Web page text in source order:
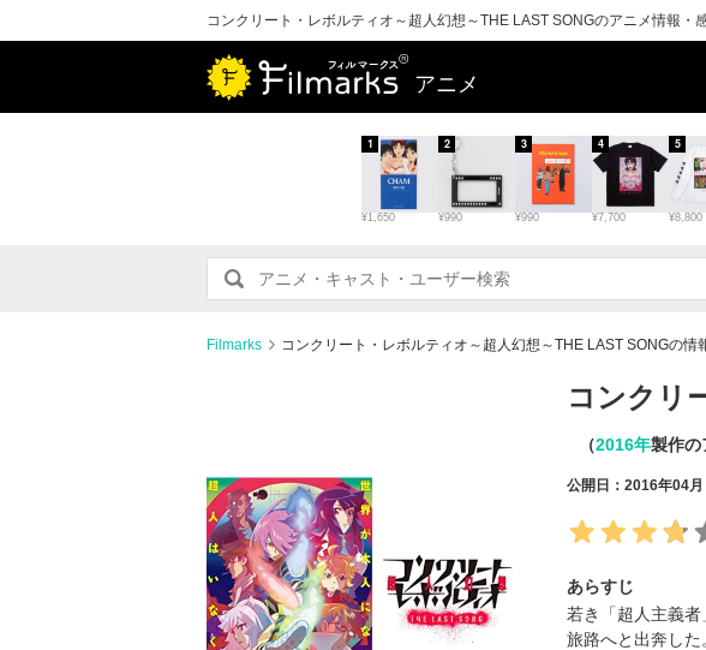
コンクリート・レボルティオ～超人幻想～THE LAST SONGのアニメ情報・
アニメ
¥1,650
1
¥990
2
¥990
3
¥7,700
4
¥8,800
5
Filmarks コンクリート・レボルティオ～超人幻想～THE LAST SONGの情
コンクリ
（2016年製作の
公開日：2016年04月
あらすじ
若き「超人主義
旅路へと出奔し